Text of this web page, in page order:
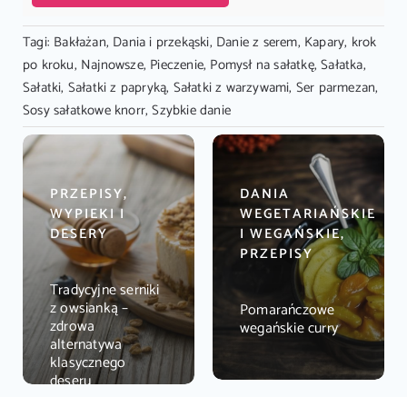
Tagi: Bakłażan, Dania i przekąski, Danie z serem, Kapary, krok
po kroku, Najnowsze, Pieczenie, Pomysł na sałatkę,Sałatka,
Sałatki, Sałatki z papryką, Sałatki z warzywami, Ser parmezan,
Sosy sałatkowe knorr,Szybkie danie
PRZEPISY,
WYPIEKI I
DESERY
Tradycyjne serniki
z owsianką –
zdrowa
alternatywa
klasycznego
deseru
DANIA
WEGETARIAŃSKIE
I WEGAŃSKIE,
PRZEPISY
Pomarańczowe
wegańskie curry